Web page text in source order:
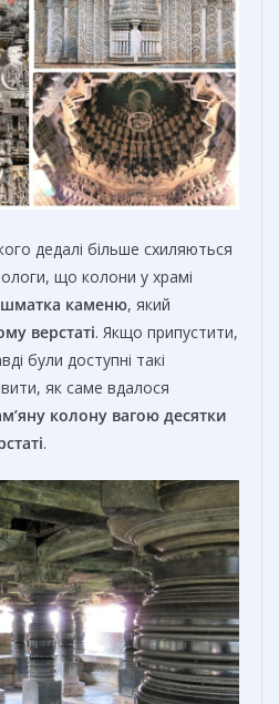
дедалі більше схиляються
що колони у храмі
шматка каменю, який
верстаті. Якщо припустити,
були доступні такі
як саме вдалося
колону вагою десятки
.